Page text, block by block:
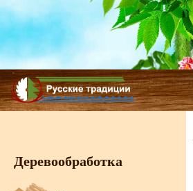
Деревообработка